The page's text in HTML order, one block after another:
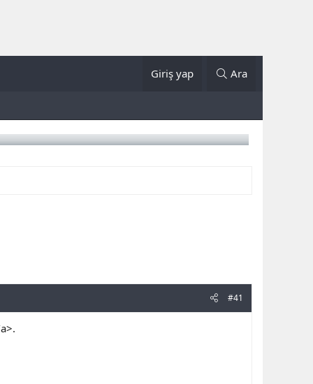
Giriş yap Ara
#41